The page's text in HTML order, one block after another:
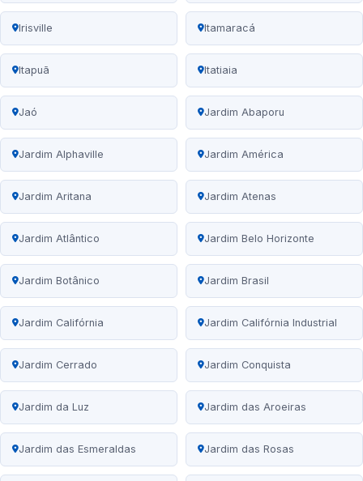
Irisville Itamaracá
Itapuã Itatiaia
Jaó Jardim Abaporu
Jardim Alphaville Jardim América
Jardim Aritana Jardim Atenas
Jardim Atlântico Jardim Belo Horizonte
Jardim Botânico Jardim Brasil
Jardim Califórnia Jardim Califórnia Industrial
Jardim Cerrado Jardim Conquista
Jardim da Luz Jardim das Aroeiras
Jardim das Esmeraldas Jardim das Rosas